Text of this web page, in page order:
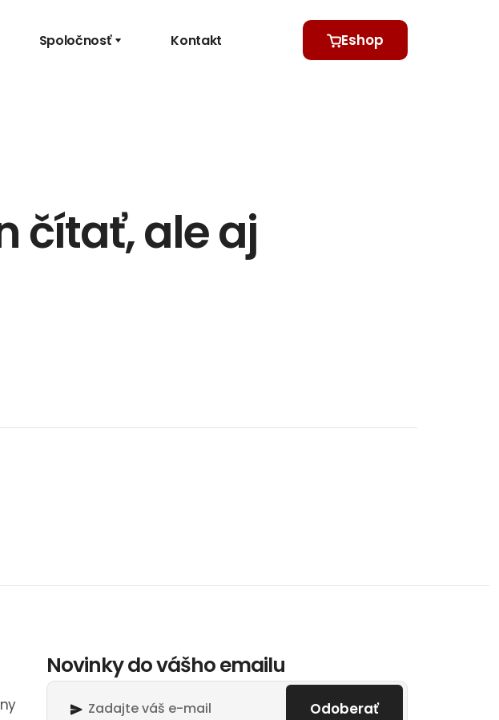
Spoločnosť Kontakt Eshop
čítať, ale aj
Novinky do vášho emailu
Odoberať